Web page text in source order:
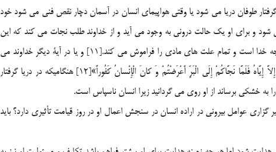
طوفان دريا مي شود يا وقتي هواپيماي انسان در آسمان دچار نقص فني مي شود خود
و براي او يك حالت دروني به وجود مي آيد و از خداوند طلب نجات مي كند كه اين
همان نداي فطرت اوست در اين حالت انسان فقط متوجه خدا است و تمام علت هاي مادي را فراموش مي كند.[11] و يا در آية ديگر خداوند مي
فرمايد: «وَ إِذا مَسَّكُمُ الضُّرُّ فِي الْبَحْرِ ضَلَّ مَنْ تَدْعُونَ إِلاَّ إِيَّاهُ فَلَمَّا نَجَّاكُمْ إِلَى الْبَرِّ أَعْرَضْتُمْ وَ كانَ الْإِنْسانُ كَفُوراً»[12] هنگاميكه در دريا گرفتار
به خشكي برساند از او روي مي گردانيد زيرا انسان ناسپاس است.
گزاري عوامل بيروني در اراده انسان در سنجش اعمال او در روز قيامت تأثيري دارد؟ بايد